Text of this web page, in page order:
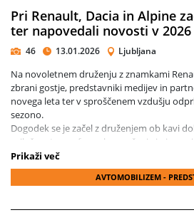
Pri Renault, Dacia in Alpine
ter napovedali novosti v 2026
46 13.01.2026 Ljubljana
Na novoletnem druženju z znamkami
zbrani gostje, predstavniki medijev in
novega leta ter v sproščenem vzdušju
sezono.
Dogodek se je začel z druženjem ob kavi
priložnost za neformalna srečanja in
novinarska konferenca, na kateri so
aktualne usmeritve, načrte in poudarke za
ospredju so bile teme razvoja, inovacij ter
Prikaži več
AVTOMOBILIZEM -